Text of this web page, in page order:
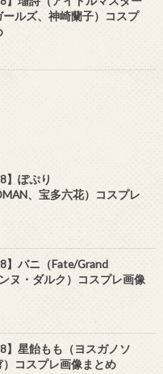
ールズ、神崎蘭子）コスプ
】ぽぷり
、宝多六花）コスプレ
】バニ（Fate/Grand
ヌ・ダルク）コスプレ画像
】星飴もも（ヨスガノソ
）コスプレ画像まとめ